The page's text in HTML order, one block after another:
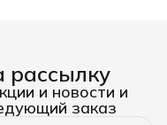
рассылку
и новости и
заказ